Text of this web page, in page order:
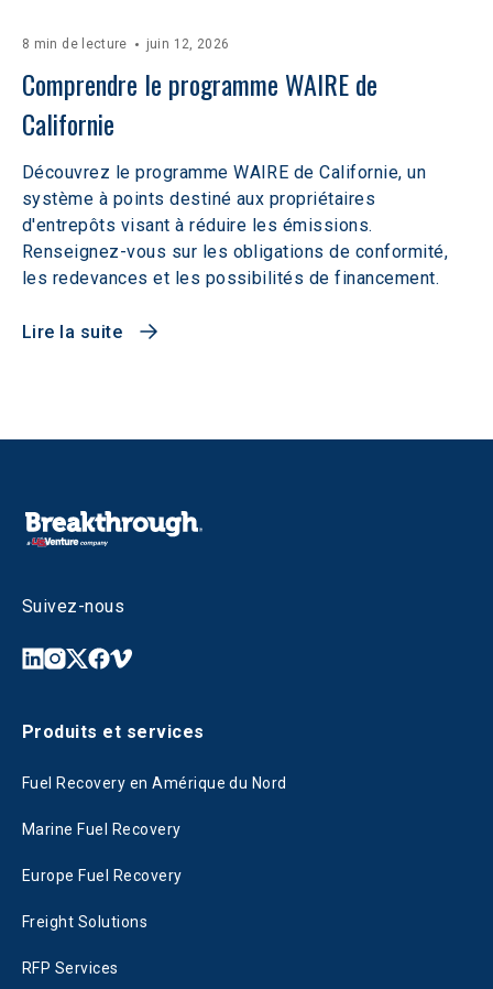
8 min de lecture juin 12, 2026
Comprendre le programme WAIRE de
Californie
Découvrez le programme WAIRE de Californie, un
système à points destiné aux propriétaires
d'entrepôts visant à réduire les émissions.
Renseignez-vous sur les obligations de conformité,
les redevances et les possibilités de financement.
Lire la suite
Suivez-nous
Produits et services
Fuel Recovery en Amérique du Nord
Marine Fuel Recovery
Europe Fuel Recovery
Freight Solutions
RFP Services